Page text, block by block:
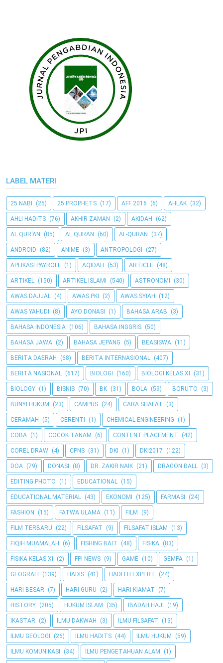
LABEL MATERI
25 NABI (25) 25 PROPHETS (17) AFF 2016 (6) AHLAK (32)
AHLI HADITS (76) AKHIR ZAMAN (2) AKIDAH (62)
AL QUR'AN (85) AL QURAN (60) AL-QURAN (37)
ANDROID (82) ANIME (3) ANTROPOLOGI (27)
APLIKASI PAYROLL (1) AQIDAH (53) ARTICLE (48)
ARTIKEL (150) ARTIKEL ISLAMI (540) ASTRONOMI (30)
AWAS DAJJAL (4) AWAS PKI (2) AWAS SYIAH (12)
AWAS YAHUDI (8) AYO DONASI (1) BAHASA ARAB (3)
BAHASA INDONESIA (106) BAHASA INGGRIS (50)
BAHASA JAWA (2) BAHASA JEPANG (5) BEASISWA (11)
BERITA DAERAH (68) BERITA INTERNASIONAL (407)
BERITA NASIONAL (617) BIOLOGI (160) BIOLOGI KELAS XI (31)
BIOLOGY (1) BISNIS (70) BK (31) BOLA (59) BORUTO (3)
BUNYI HUKUM (23) CAMPUS (24) CARA SHALAT (3)
CERAMAH (5) CERENTI (1) CHEMICAL ENGINEERING (1)
COBA (1) COCOK TANAM (6) CONTENT PLACEMENT (42)
COREL DRAW (4) CPNS (31) DKI (1) DKI2017 (122)
DOA (79) DONASI (8) DR. ZAKIR NAIK (21) DRAGON BALL (3)
EDITING PHOTO (1) EDUCATIONAL (15)
EDUCATIONAL MATERIAL (43) EKONOMI (125) FARMASI (24)
FASHION (15) FATWA ULAMA (11) FILM (9)
FILM TERBARU (22) FILSAFAT (9) FILSAFAT ISLAM (13)
FIQIH MUAMALAH (6) FISHING BAIT (48) FISIKA (83)
FISIKA KELAS XI (2) FPI NEWS (9) GAME (10) GEMPA (1)
GEOGRAFI (139) HADIS (41) HADITH EXPERT (24)
HARI BESAR (7) HARI GURU (2) HARI KIAMAT (7)
HISTORY (205) HUKUM ISLAM (35) IBADAH HAJI (19)
IKASTAR (2) ILMU DAKWAH (3) ILMU FILSAFAT (13)
ILMU GEOLOGI (26) ILMU HADITS (44) ILMU HUKUM (59)
ILMU KOMUNIKASI (34) ILMU PENGETAHUAN ALAM (1)